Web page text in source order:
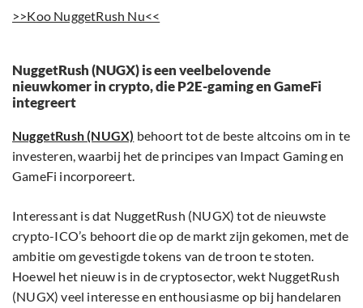
>>Koo NuggetRush Nu<<
NuggetRush (NUGX) is een veelbelovende
nieuwkomer in crypto, die P2E-gaming en GameFi
integreert
NuggetRush (NUGX) behoort tot de beste altcoins om in te
investeren, waarbij het de principes van Impact Gaming en
GameFi incorporeert.
Interessant is dat NuggetRush (NUGX) tot de nieuwste
crypto-ICO’s behoort die op de markt zijn gekomen, met de
ambitie om gevestigde tokens van de troon te stoten.
Hoewel het nieuw is in de cryptosector, wekt NuggetRush
(NUGX) veel interesse en enthousiasme op bij handelaren